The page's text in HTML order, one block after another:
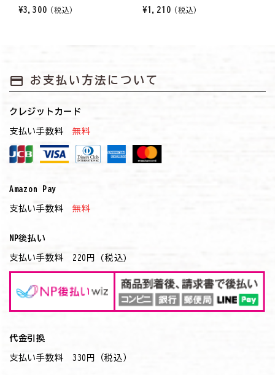
¥3,300 (税込)
¥1,210 (税込)
payment お支払い方法について
クレジットカード
支払い手数料 無料
Amazon Pay
支払い手数料 無料
NP後払い
支払い手数料 220円 (税込)
代金引換
支払い手数料 330円（税込）